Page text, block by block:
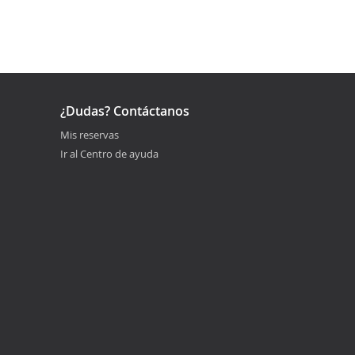
¿Dudas? Contáctanos
Mis reservas
Ir al Centro de ayuda